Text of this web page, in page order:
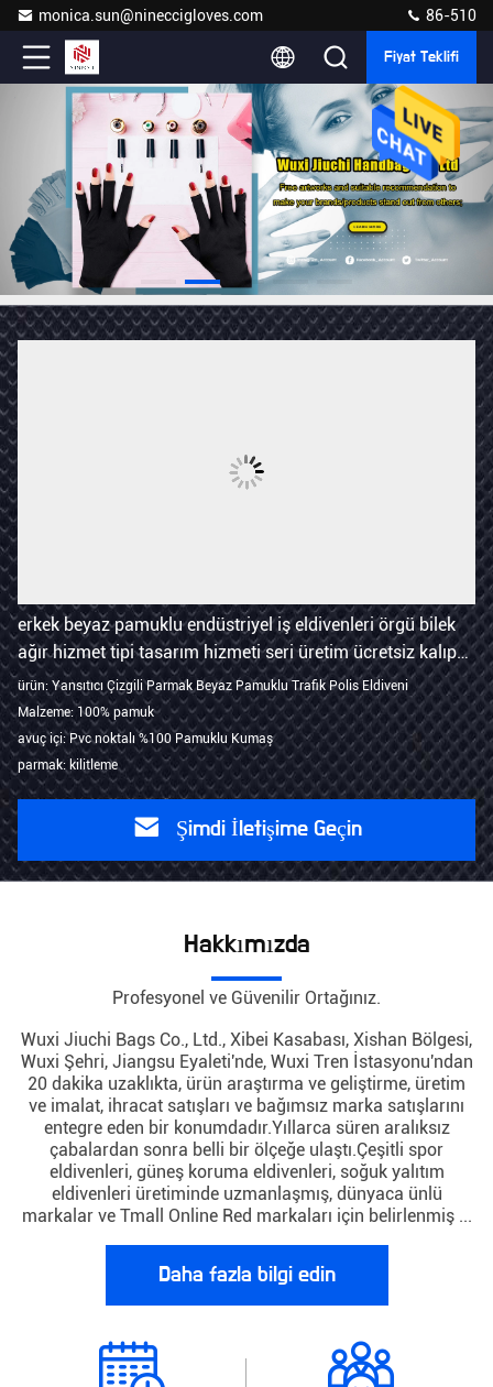
monica.sun@nineccigloves.com 86-510
Fiyat Teklifi
erkek beyaz pamuklu endüstriyel iş eldivenleri örgü bilek
ağır hizmet tipi tasarım hizmeti seri üretim ücretsiz kalıp
maliyeti
ürün: Yansıtıcı Çizgili Parmak Beyaz Pamuklu Trafik Polis Eldiveni
Malzeme: 100% pamuk
avuç içi: Pvc noktalı %100 Pamuklu Kumaş
parmak: kilitleme
Şimdi İletişime Geçin
Hakkımızda
Profesyonel ve Güvenilir Ortağınız.
Wuxi Jiuchi Bags Co., Ltd., Xibei Kasabası, Xishan Bölgesi,
Wuxi Şehri, Jiangsu Eyaleti'nde, Wuxi Tren İstasyonu'ndan
20 dakika uzaklıkta, ürün araştırma ve geliştirme, üretim
ve imalat, ihracat satışları ve bağımsız marka satışlarını
entegre eden bir konumdadır.Yıllarca süren aralıksız
çabalardan sonra belli bir ölçeğe ulaştı.Çeşitli spor
eldivenleri, güneş koruma eldivenleri, soğuk yalıtım
eldivenleri üretiminde uzmanlaşmış, dünyaca ünlü
markalar ve Tmall Online Red markaları için belirlenmiş ...
Daha fazla bilgi edin